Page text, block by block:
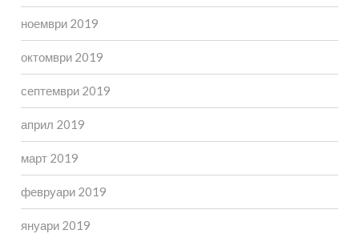
ноември 2019
октомври 2019
септември 2019
април 2019
март 2019
февруари 2019
януари 2019